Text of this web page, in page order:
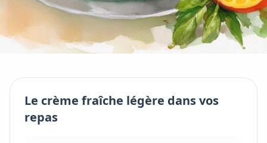
Le crème fraîche légère dans vos
repas